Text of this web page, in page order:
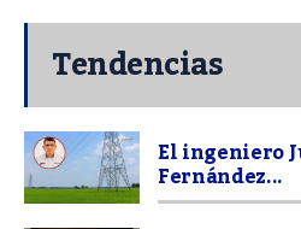
Tendencias
El ingeniero
Fernández...